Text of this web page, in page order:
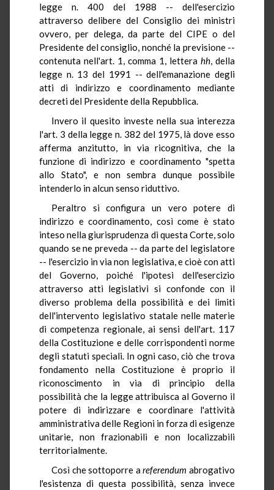
legge n. 400 del 1988 -- dell'esercizio
attraverso delibere del Consiglio dei ministri
ovvero, per delega, da parte del CIPE o del
Presidente del consiglio, nonché la previsione --
contenuta nell'art. 1, comma 1, lettera hh, della
legge n. 13 del 1991 -- dell'emanazione degli
atti di indirizzo e coordinamento mediante
decreti del Presidente della Repubblica.
Invero il quesito investe nella sua interezza
l'art. 3 della legge n. 382 del 1975, là dove esso
afferma anzitutto, in via ricognitiva, che la
funzione di indirizzo e coordinamento "spetta
allo Stato", e non sembra dunque possibile
intenderlo in alcun senso riduttivo.
Peraltro si configura un vero potere di
indirizzo e coordinamento, così come è stato
inteso nella giurisprudenza di questa Corte, solo
quando se ne preveda -- da parte del legislatore
-- l'esercizio in via non legislativa, e cioè con atti
del Governo, poiché l'ipotesi dell'esercizio
attraverso atti legislativi si confonde con il
diverso problema della possibilità e dei limiti
dell'intervento legislativo statale nelle materie
di competenza regionale, ai sensi dell'art. 117
della Costituzione e delle corrispondenti norme
degli statuti speciali. In ogni caso, ciò che trova
fondamento nella Costituzione è proprio il
riconoscimento in via di principio della
possibilità che la legge attribuisca al Governo il
potere di indirizzare e coordinare l'attività
amministrativa delle Regioni in forza di esigenze
unitarie, non frazionabili e non localizzabili
territorialmente.
Così che sottoporre areferendum abrogativo
l'esistenza di questa possibilità, senza invece